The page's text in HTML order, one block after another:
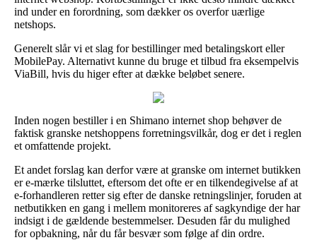
ind under en forordning, som dækker os overfor uærlige
netshops.
Generelt slår vi et slag for bestillinger med betalingskort eller
MobilePay. Alternativt kunne du bruge et tilbud fra eksempelvis
ViaBill, hvis du higer efter at dække beløbet senere.
Inden nogen bestiller i en Shimano internet shop behøver de
faktisk granske netshoppens forretningsvilkår, dog er det i reglen
et omfattende projekt.
Et andet forslag kan derfor være at granske om internet butikken
er e-mærke tilsluttet, eftersom det ofte er en tilkendegivelse af at
e-forhandleren retter sig efter de danske retningslinjer, foruden at
netbutikken en gang i mellem monitoreres af sagkyndige der har
indsigt i de gældende bestemmelser. Desuden får du mulighed
for opbakning, når du får besvær som følge af din ordre.